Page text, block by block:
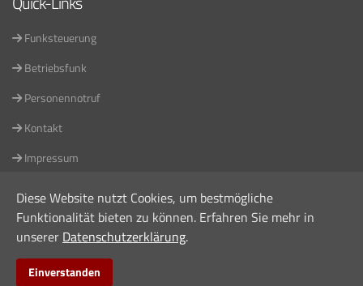
Funksteuerung
Betriebsfunk
Personennotruf
Kontakt
Impressum
© 2026 Tigges Funksysteme. Designed
Diese Website nutzt Cookies, um bestmögliche
Funktionalität bieten zu können. Erfahren Sie mehr in
unserer Datenschutzerklärung.
Einverstanden